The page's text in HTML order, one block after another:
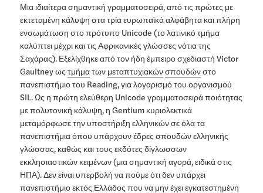
Μια ιδιαίτερα σημαντική γραμματοσειρά, από τις πρώτες με
εκτεταμένη κάλυψη στα τρία ευρωπαϊκά αλφάβητα και πλήρη
ενσωμάτωση στο πρότυπο Unicode (το λατινικό τμήμα
καλύπτει μέχρι και τις Αφρικανικές γλώσσες νότια της
Σαχάρας). Εξελίχθηκε από τον ήδη έμπειρο σχεδιαστή Victor
Gaultney ωςτμήματων μεταπτυχιακώνσπουδώνστο
πανεπιστήμιο του Reading, για λογαρισμό του οργανισμού
SIL. Ως η πρώτη ελεύθερη Unicode γραμματοσειρά ποιότητας
με πολυτονική κάλυψη, η Gentium κυριολεκτικά
μεταμόρφωσε την υποστήριξη ελληνικών σε όλα τα
πανεπιστήμια όπου υπάρχουν έδρες σπουδών ελληνικής
γλώσσας, καθώς και τους εκδότες δίγλωσσων
εκκλησιαστικών κειμένων (μια σημαντική αγορά, ειδικά στις
ΗΠΑ). Δεν είναι υπερβολή να πούμε ότι δεν υπάρχει
πανεπιστήμιο εκτός Ελλάδος που να μην έχει εγκατεστημένη